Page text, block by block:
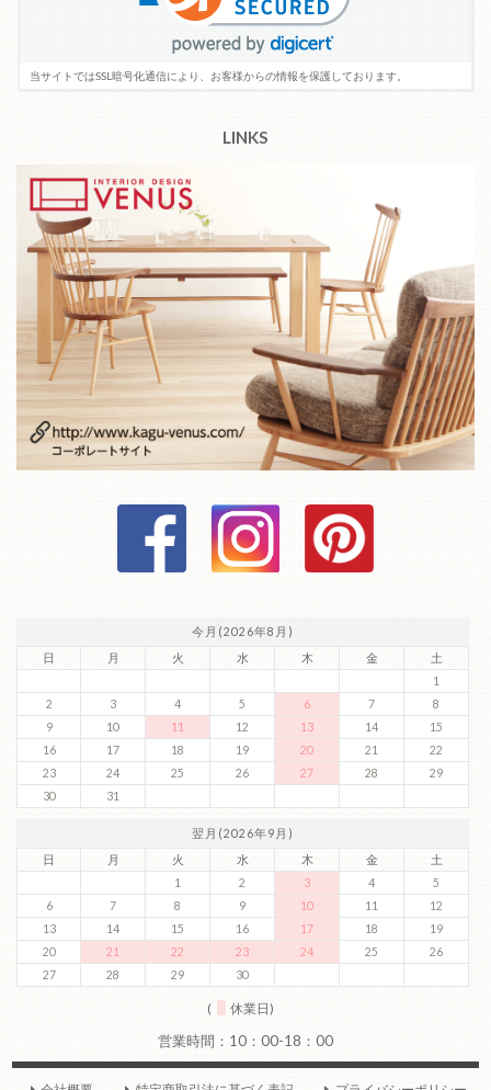
当サイトではSSL暗号化通信により、お客様からの情報を保護しております。
LINKS
今月(2026年8月)
日
月 火 水 木 金
土
1
2
3 4 5 6 7
8
9
10 11 12 13 14
15
16
17 18 19 20 21
22
23
24 25 26 27 28
29
30
31
翌月(2026年9月)
日
月 火 水 木 金
土
1
2 3 4
5
6
7 8 9 10 11
12
13
14 15 16 17 18
19
20
21 22 23 24 25
26
27
28 29 30
( 休業日)